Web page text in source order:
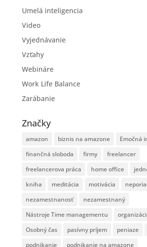
Umelá inteligencia
Video
Vyjednávanie
Vzťahy
Webináre
Work Life Balance
Zarábanie
Značky
amazon biznis na amazone
Emočná
finančná sloboda
firmy
freelancer
freelancerova práca
home office
kniha
meditácia motivácia
nezamestnanosť
nezamestnaný
Nástroje Time managementu
Osobný čas
pasívny príjem peniaze
podnikanie
podnikanie na amazone